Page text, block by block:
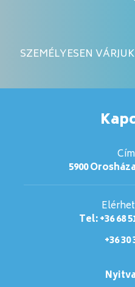
SZEMÉLYESEN
5900
Tel: +36 68
+36 30